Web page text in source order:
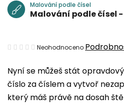
Nyní se můžeš stát
číslo za číslem a vytvoř
který máš právě na dosah
Malování podle čísel
Malování podle čísel
Průměrné
produktu
je
0,0
Neohodnoceno